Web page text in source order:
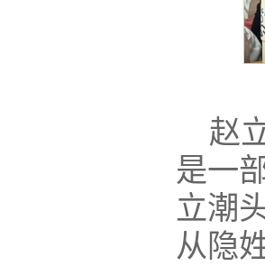
赵
是一
立潮
从隐